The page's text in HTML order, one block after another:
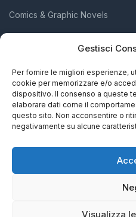
Gestisci
Per fornire le migliori esperienze,
cookie per memorizzare e/o
dispositivo. Il consenso a queste
elaborare dati come il
questo sito. Non acconsentire o
negativamente su alcune
Visualizza
Comics & Graphic Novels
Società e Attivismo
Storia Biografie e Memorie